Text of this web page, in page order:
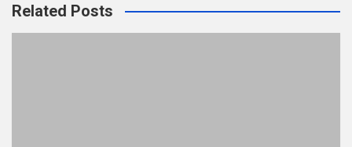
Related Posts